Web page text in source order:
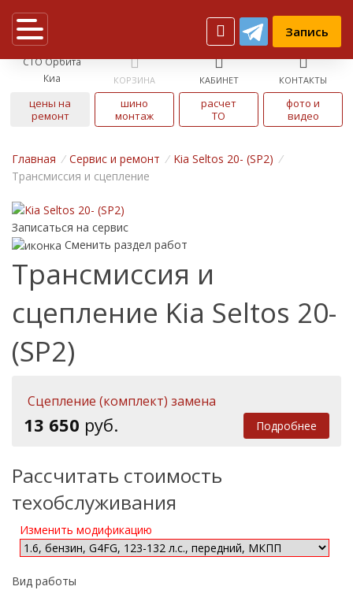
Запись
СТО Орбита
Киа
КОРЗИНА КАБИНЕТ КОНТАКТЫ
цены на
ремонт
шино
монтаж
расчет
ТО
фото и
видео
Главная / Cервис и ремонт / Kia Seltos 20- (SP2) /
Трансмиссия и сцепление
Записаться на сервис
Сменить раздел работ
Трансмиссия и
сцепление Kia Seltos 20-
(SP2)
Сцепление (комплект) замена
13 650 руб. Подробнее
Рассчитать стоимость
техобслуживания
Изменить модификацию
Вид работы